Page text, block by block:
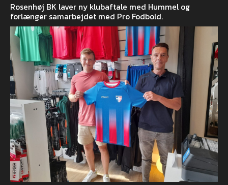
Rosenhøj BK laver ny klubaftale med Hummel og
forlænger samarbejdet med Pro Fodbold.